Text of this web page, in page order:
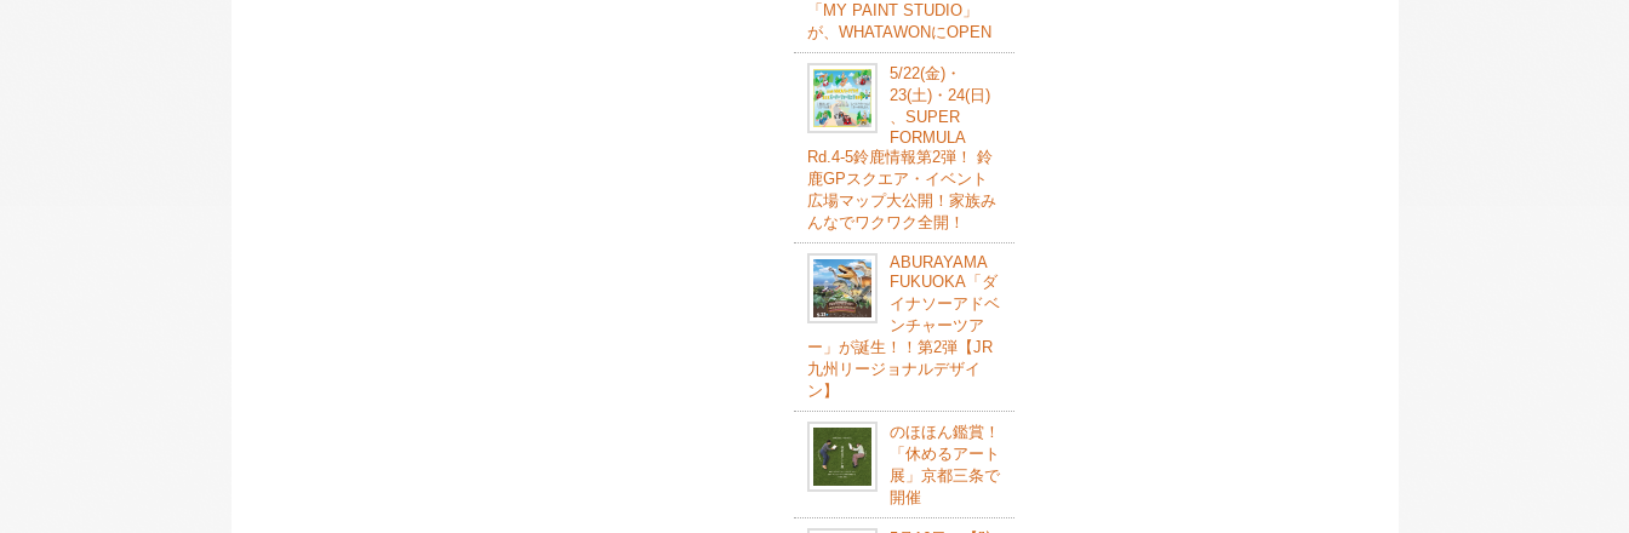
「MY PAINT STUDIO」
が、WHATAWONにOPEN
5/22(⾦)・
23(⼟)・24(⽇)
、SUPER
FORMULA
Rd.4-5鈴⿅情報第2弾！ 鈴
⿅GPスクエア・イベント
広場マップ⼤公開！家族み
んなでワクワク全開！
ABURAYAMA
FUKUOKA「ダ
イナソーアドベ
ンチャーツア
ー」が誕生！！第2弾【JR
九州リージョナルデザイ
ン】
のほほん鑑賞！
「休めるアート
展」京都三条で
開催